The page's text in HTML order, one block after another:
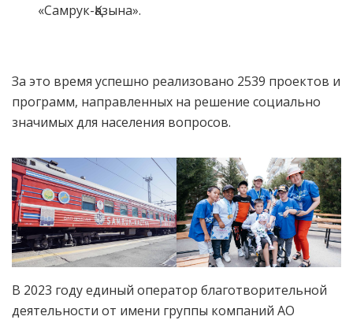
«Самрук-Қазына».
За это время успешно реализовано 2539 проектов и
программ, направленных на решение социально
значимых для населения вопросов.
В 2023 году единый оператор благотворительной
деятельности от имени группы компаний АО